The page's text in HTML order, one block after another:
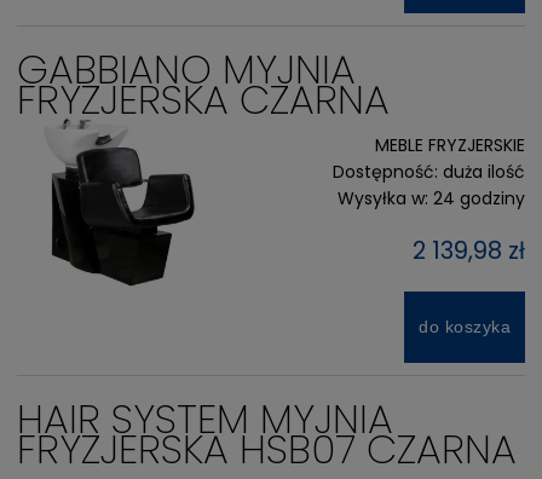
GABBIANO MYJNIA
FRYZJERSKA CZARNA
MEBLE FRYZJERSKIE
Dostępność: duża ilość
Wysyłka w: 24 godziny
2 139,98 zł
do koszyka
HAIR SYSTEM MYJNIA
FRYZJERSKA HSB07 CZARNA